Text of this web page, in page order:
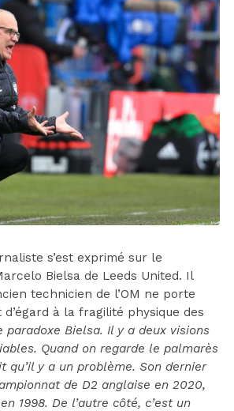
s’est exprimé sur le
Bielsa de Leeds United. Il
technicien de l’OM ne porte
à la fragilité physique des
paradoxe Bielsa. Il y a deux visions
Quand on regarde le palmarès
qu’il y a un problème. Son dernier
de D2 anglaise en 2020,
1998. De l’autre côté, c’est un